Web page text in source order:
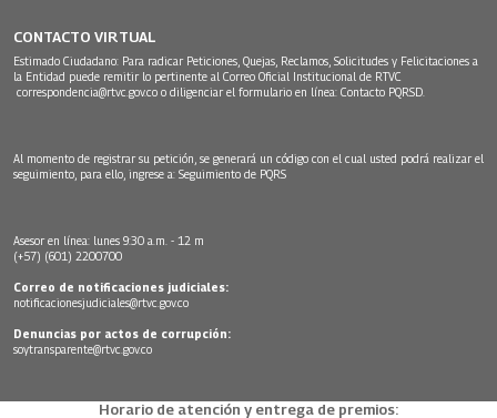
CONTACTO VIRTUAL
Estimado Ciudadano: Para radicar Peticiones, Quejas, Reclamos, Solicitudes y Felicitaciones a
la Entidad puede remitir lo pertinente al Correo Oficial Institucional de RTVC
correspondencia@rtvc.gov.co o diligenciar el formulario en línea: Contacto PQRSD.
Al momento de registrar su petición, se generará un código con el cual usted podrá realizar el
seguimiento, para ello, ingrese a: Seguimiento de PQRS
Asesor en línea: lunes 9:30 a.m. - 12 m
(+57) (601) 2200700
Correo de notificaciones judiciales:
notificacionesjudiciales@rtvc.gov.co
Denuncias por actos de corrupción:
soytransparente@rtvc.gov.co
Horario de atención y entrega de premios: